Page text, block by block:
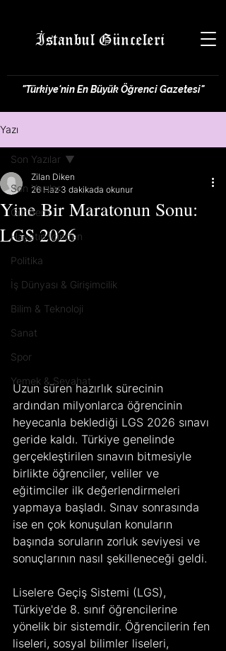
İstanbul Günceleri
"Türkiye'nin En Büyük Öğrenci Gazetesi"
Yazı
Son Yazılar
Gündem
Hayatın İçinden
Politika
İş Dünyası & Girişimcilik
Bilim & Teknoloji
Sanat
Spor
Yemek & Seyahat
Son Yazılar
Yine Bir Maratonun Sonu:
LGS 2026
Zilan Diken
26 Haz 3 dakikada okunur
Uzun süren hazırlık sürecinin
ardından milyonlarca öğrencinin
heyecanla beklediği LGS 2026 sınavı
geride kaldı. Türkiye genelinde
gerçekleştirilen sınavın bitmesiyle
birlikte öğrenciler, veliler ve
eğitimciler ilk değerlendirmeleri
yapmaya başladı. Sınav sonrasında
ise en çok konuşulan konuların
başında soruların zorluk seviyesi ve
sonuçlarının nasıl şekilleneceği geldi.
Liselere Geçiş Sistemi (LGS),
Türkiye'de 8. sınıf öğrencilerine
yönelik bir sistemdir. Öğrencilerin fen
liseleri, sosyal bilimler liseleri,